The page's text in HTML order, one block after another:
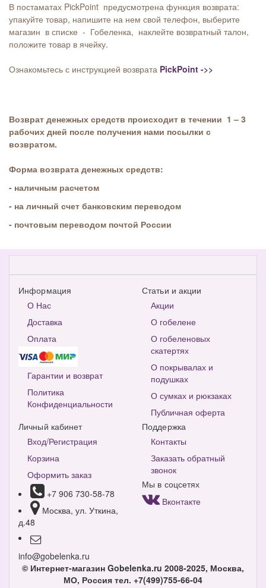
В постаматах PickPoint предусмотрена функция возврата:
упакуйте товар, напишите на нем свой телефон, выберите
магазин в списке - Гобеленка, наклейте возвратный талон,
положите товар в ячейку.
Ознакомьтесь с инструкцией возврата PickPoint ->>
Возврат денежных средств происходит в течении 1 – 3
рабочих дней после получения нами посылки с
возвратом.
Форма возврата денежных средств:
- наличным расчетом
- на личный счет банковским переводом
- почтовым переводом почтой России
Информация
О Нас
Доставка
Оплата
Гарантии и возврат
Политика
Конфиденциальности
Статьи и акции
Акции
О гобелене
О гобеленовых
скатертях
О покрывалах и
подушках
О сумках и рюкзаках
Публичная оферта
Личный кабинет
Вход/Регистрация
Корзина
Оформить заказ
+7 906 730-58-78
Москва, ул. Уткина,
д.48
info@gobelenka.ru
Поддержка
Контакты
Заказать обратный
звонок
Мы в соцсетях
Вконтакте
© Интернет-магазин Gobelenka.ru 2008-2025, Москва,
МО, Россия тел. +7(499)755-66-04